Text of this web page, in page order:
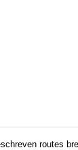
routes